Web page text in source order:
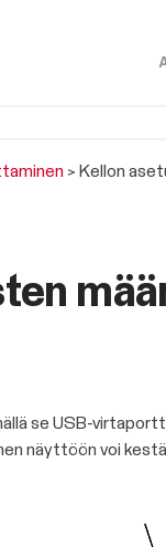
> Kellon
se USB-
näyttöön voi